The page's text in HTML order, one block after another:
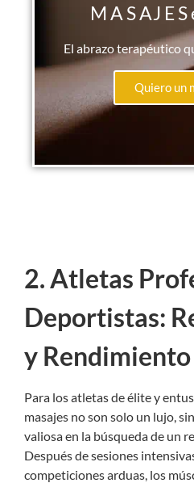
M A S AJ E
El abrazo terapéutico
Quiero un
2. Atletas
Deportistas:
y
Para los atletas de élite y
masajes no son solo un lujo,
valiosa en la búsqueda de un
Después de sesiones
competiciones arduas, los